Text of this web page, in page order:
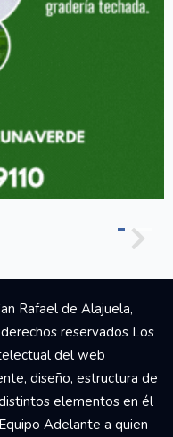
Rafael de Alajuela,
reservados Los
del web
diseño, estructura de
elementos en él
Adelante a quien